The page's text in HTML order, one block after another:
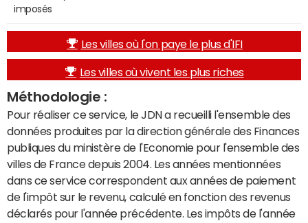
imposés
Les villes où l'on paye le plus d'IFI
Les villes où vivent les plus riches
Méthodologie :
Pour réaliser ce service, le JDN a recueilli l'ensemble des
données produites par la direction générale des Finances
publiques du ministère de l'Economie pour l'ensemble des
villes de France depuis 2004. Les années mentionnées
dans ce service correspondent aux années de paiement
de l'impôt sur le revenu, calculé en fonction des revenus
déclarés pour l'année précédente. Les impôts de l'année